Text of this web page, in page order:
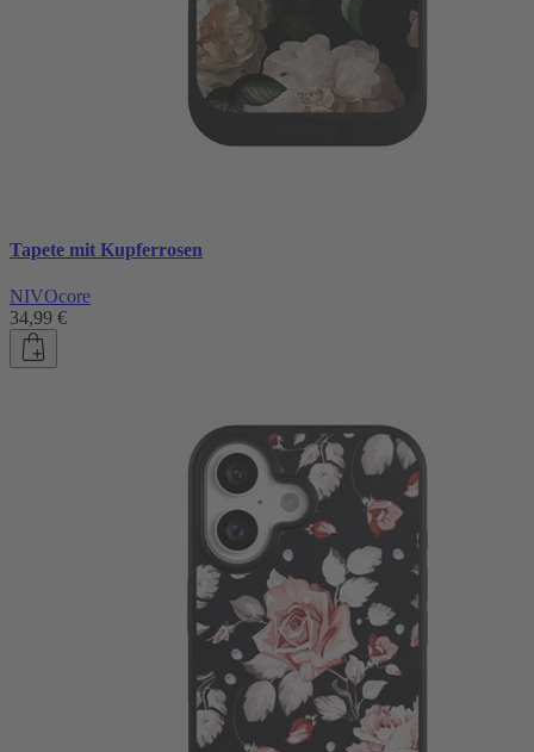
Tapete mit Kupferrosen
NIVOcore
34,99 €